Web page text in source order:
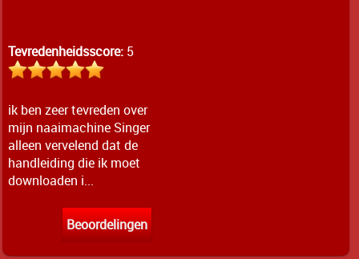
Tevredenheidsscore: 5
ik ben zeer tevreden over
mijn naaimachine Singer
alleen vervelend dat de
handleiding die ik moet
downloaden i...
Beoordelingen